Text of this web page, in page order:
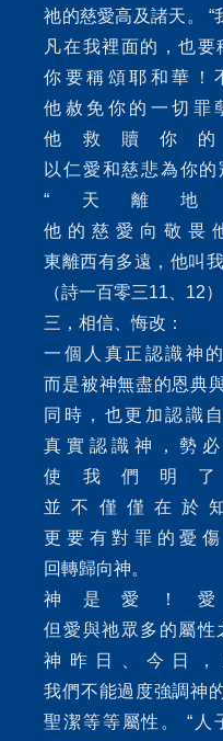
祂的慈愛高及諸天。 “
凡在我裡面的，也要
你要稱頌耶和華！
他赦免你的一切罪
他救贖你
以仁愛和慈悲為你的
“天離地
他的慈愛向敬畏
東離西有多遠，他叫
（詩一百零三11、12）
三，相信、悔改：
一個人真正認識神
而是被神無盡的恩典
同時，也更加認識
真實認識神，勢
使我們明
並不僅僅在於
更要有對罪的憂
回轉歸向神。
神是愛！
但愛與祂眾多的屬性
神昨日、今日，
我們不能過度強調神
聖潔等等屬性。 “人